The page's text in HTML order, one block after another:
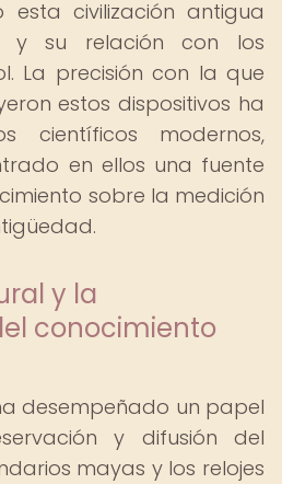
esta civilización antigua
y su relación con los
La precisión con la que
estos dispositivos ha
científicos modernos,
en ellos una fuente
sobre la medición
y la
conocimiento
desempeñado un papel
y difusión del
mayas y los relojes